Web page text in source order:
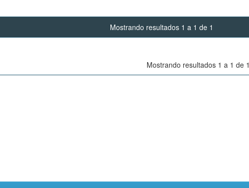
Mostrando resultados 1 a 1 de 1
Mostrando resultados 1 a 1 de 1